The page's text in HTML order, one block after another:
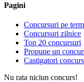
Pagini
Concursuri pe
Concursuri zilnice
Top 20 concursuri
Propune un
Castigatori
Nu rata niciun concurs!